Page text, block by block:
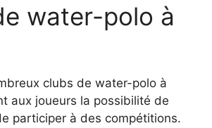
water-polo à
clubs de water-polo à
aux joueurs la possibilité de
participer à des compétitions.